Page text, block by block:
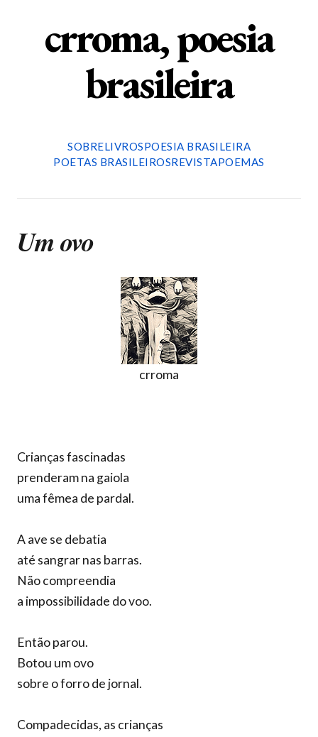
crroma, poesia
brasileira
SOBRELIVROSPOESIA BRASILEIRA
POETAS BRASILEIROSREVISTAPOEMAS
Um ovo
crroma
Crianças fascinadas
prenderam na gaiola
uma fêmea de pardal.
A ave se debatia
até sangrar nas barras.
Não compreendia
a impossibilidade do voo.
Então parou.
Botou um ovo
sobre o forro de jornal.
Compadecidas, as crianças